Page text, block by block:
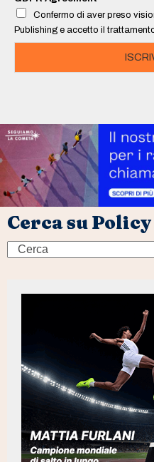
*
Confermo di aver preso
Publishing e accetto il
Cerca su
Search